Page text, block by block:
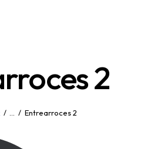
2
... Entrearroces 2